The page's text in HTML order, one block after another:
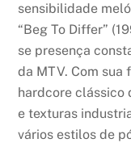
sensibilidade
“Beg To Differ”
se presença
da MTV. Com sua
hardcore clássico
e texturas
vários estilos de